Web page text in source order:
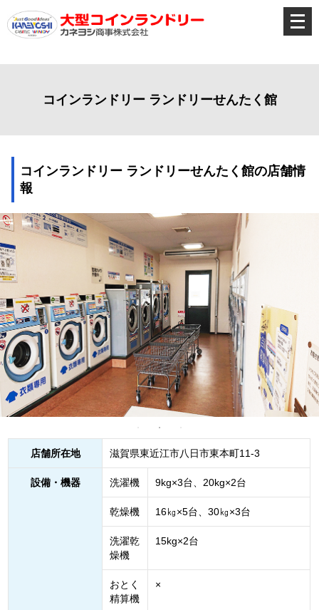
メ
ニ
ュ
コインランドリー ランドリーせんたく館
コインランドリー ランドリーせんたく館の店舗情
報
店舗所在地 滋賀県東近江市八日市東本町11-3
設備・機器 洗濯機 9kg×3台、20kg×2台
乾燥機 16㎏×5台、30㎏×3台
洗濯乾
燥機
15kg×2台
おとく
精算機
×